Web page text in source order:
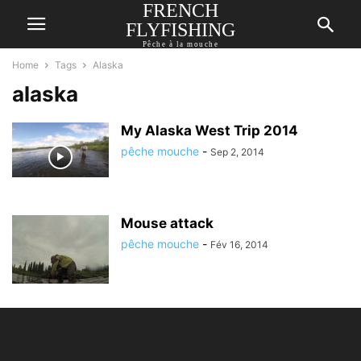
FRENCH
FLYFISHING
Pêche à la mouche
Home Tags Alaska
alaska
My Alaska West Trip 2014
pêche mouche - Sep 2, 2014
Mouse attack
pêche mouche - Fév 16, 2014